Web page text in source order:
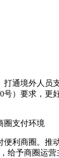
打通境外人员
号）要求，
圈支付环境
便利商圈。
给予商圈运营